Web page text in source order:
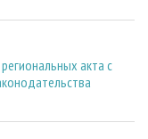
акта с